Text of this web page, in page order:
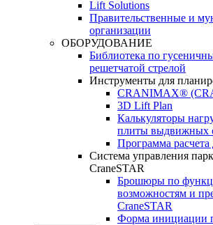
Lift Solutions
Правительственные и
организации
ОБОРУДОВАНИЕ
Библиотека по
решетчатой стрелой
Инструменты для
CRANIMAX®
3D Lift Plan
Калькуляторы
плиты выдвижных
Программа расчета
Система управления
CraneSTAR
Брошюры по
возможностям и
CraneSTAR
Форма инициации